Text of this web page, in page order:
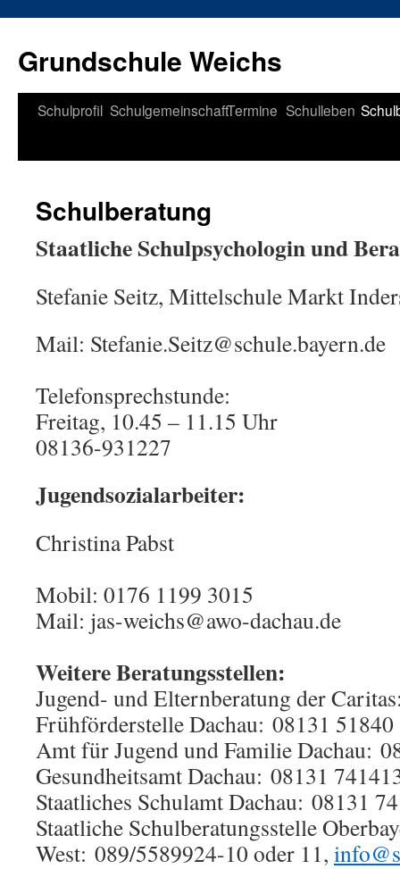
springen
Grundschule Weichs
Schulprofil SchulgemeinschaftTermine Schulleben
Schulberatung
Staatliche Schulpsychologin und
Stefanie Seitz, Mittelschule Markt
Mail: Stefanie.Seitz@schule.bayern.de
Telefonsprechstunde:
Freitag, 10.45 – 11.15 Uhr
08136-931227
Jugendsozialarbeiter:
Christina Pabst
Mobil: 0176 1199 3015
Mail: jas-weichs@awo-dachau.de
Weitere Beratungsstellen:
Jugend- und Elternberatung der
Frühförderstelle Dachau: 08131 51840
Amt für Jugend und Familie Dachau:
Gesundheitsamt Dachau: 08131
Staatliches Schulamt Dachau: 08131
Staatliche Schulberatungsstelle
West: 089/5589924-10 oder 11,